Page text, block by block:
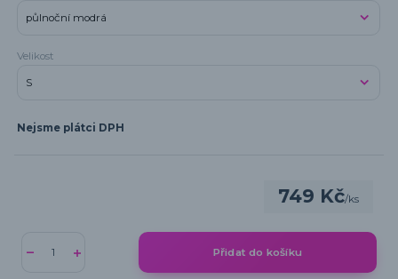
Velikost
Nejsme plátci DPH
749 Kč/ks
Přidat do košíku